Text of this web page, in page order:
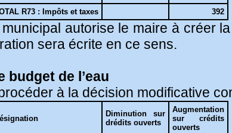
R73 : Impôts et taxes 392
autorise le maire à créer
sera écrite en ce sens.
budget de l’eau
à la décision modificative
Diminution sur
drédits ouverts
Augmentation
sur crédits
ouverts